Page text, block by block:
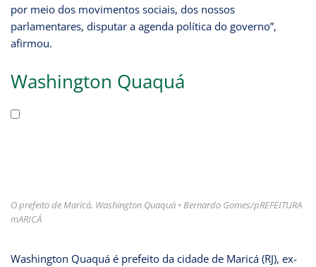
por meio dos movimentos sociais, dos nossos
parlamentares, disputar a agenda política do governo”,
afirmou.
Washington Quaquá
O prefeito de Maricá, Washington Quaquá • Bernardo Gomes/pREFEITURA
mARICÁ
Washington Quaquá é prefeito da cidade de Maricá (RJ), ex-